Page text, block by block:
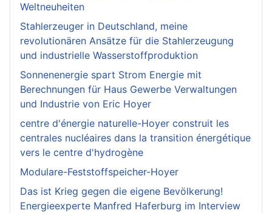
Weltneuheiten
Stahlerzeuger in Deutschland, meine
revolutionären Ansätze für die Stahlerzeugung
und industrielle Wasserstoffproduktion
Sonnenenergie spart Strom Energie mit
Berechnungen für Haus Gewerbe Verwaltungen
und Industrie von Eric Hoyer
centre d'énergie naturelle-Hoyer construit les
centrales nucléaires dans la transition énergétique
vers le centre d'hydrogène
Modulare-Feststoffspeicher-Hoyer
Das ist Krieg gegen die eigene Bevölkerung!
Energieexperte Manfred Haferburg im Interview